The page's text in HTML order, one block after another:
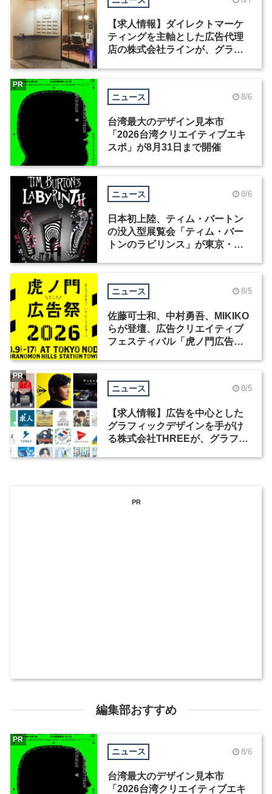
【求人情報】ダイレクトマーケ
ティングを主軸とした広告代理
店の株式会社ラインが、グラフ
ニュース 8/6
台湾最大のデザイン見本市
「2026台湾クリエイティブエキ
スポ」が8月31日まで開催
PR
ニュース 8/6
日本初上陸、ティム・バートン
の没入型展覧会「ティム・バー
トンのラビリンス」が東京・豊
ニュース 8/5
佐藤可士和、中村勇吾、MIKIKO
らが登壇、広告クリエイティブ
フェスティバル「虎ノ門広告
ニュース 8/5
【求人情報】広告を中心とした
グラフィックデザインを手がけ
る株式会社THREEが、グラフィ
PR
PR
編集部おすすめ
ニュース 8/6
台湾最大のデザイン見本市
「2026台湾クリエイティブエキ
PR